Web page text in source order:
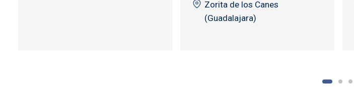
Zorita de los Canes
(Guadalajara)